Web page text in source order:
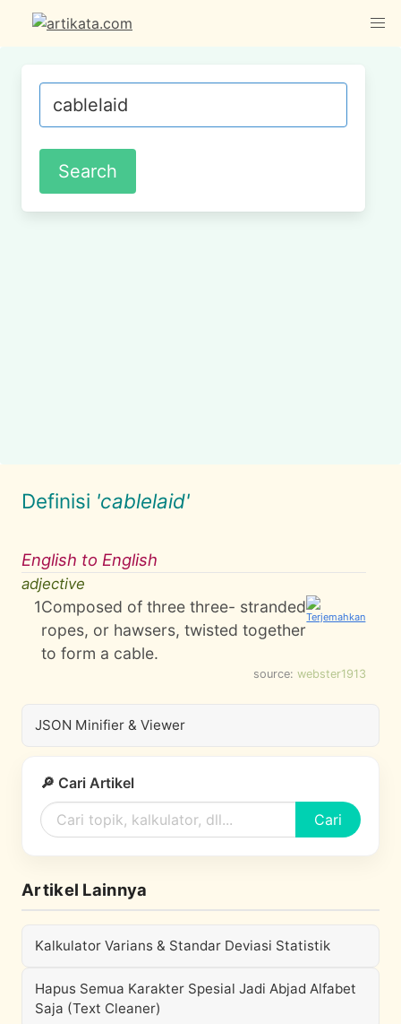
Definisi 'cablelaid'
English to English
adjective
1Composed of three three- stranded
ropes, or hawsers, twisted together
to form a cable.
source: webster1913
JSON Minifier & Viewer
🔎 Cari Artikel
Cari
Artikel Lainnya
Kalkulator Varians & Standar Deviasi Statistik
Hapus Semua Karakter Spesial Jadi Abjad Alfabet
Saja (Text Cleaner)